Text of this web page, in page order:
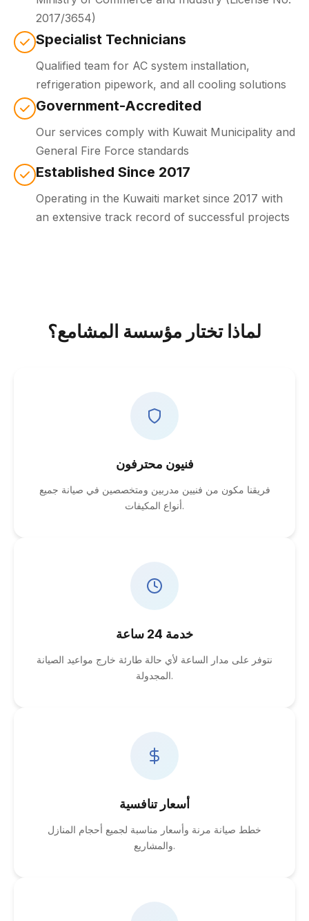
2017/3654)
Specialist Technicians
Qualified team for AC system installation,
refrigeration pipework, and all cooling solutions
Government-Accredited
Our services comply with Kuwait Municipality and
General Fire Force standards
Established Since 2017
Operating in the Kuwaiti market since 2017 with
an extensive track record of successful projects
لماذا تختار مؤسسة المشامع؟
فنيون محترفون
فريقنا مكون من فنيين مدربين ومتخصصين في صيانة جميع
أنواع المكيفات.
خدمة 24 ساعة
نتوفر على مدار الساعة لأي حالة طارئة خارج مواعيد الصيانة
المجدولة.
أسعار تنافسية
خطط صيانة مرنة وأسعار مناسبة لجميع أحجام المنازل
والمشاريع.